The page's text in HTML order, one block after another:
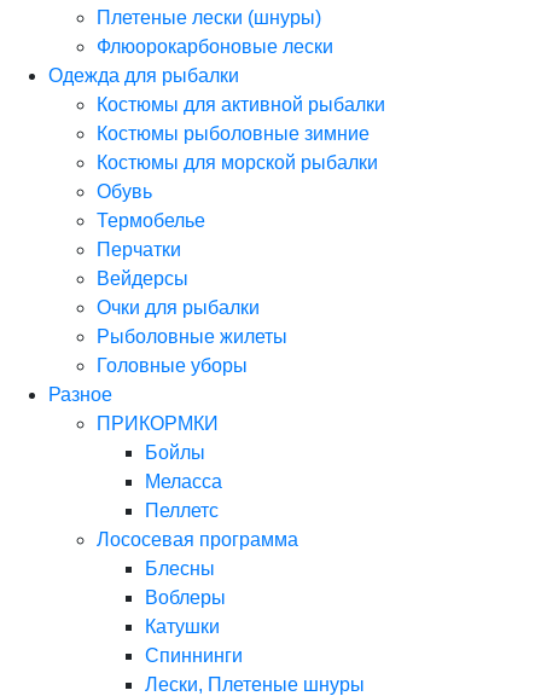
Плетеные лески (шнуры)
Флюорокарбоновые лески
Одежда для рыбалки
Костюмы для активной рыбалки
Костюмы рыболовные зимние
Костюмы для морской рыбалки
Обувь
Термобелье
Перчатки
Вейдерсы
Очки для рыбалки
Рыболовные жилеты
Головные уборы
Разное
ПРИКОРМКИ
Бойлы
Меласса
Пеллетс
Лососевая программа
Блесны
Воблеры
Катушки
Спиннинги
Лески, Плетеные шнуры